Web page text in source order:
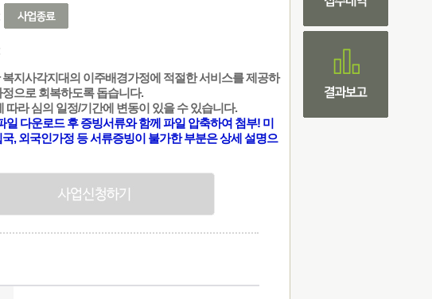
복지사각지대의 이주배경가정에 적절한 서비스를 제공하
으로 회복하도록 돕습니다.
따라 심의 일정/기간에 변동이 있을 수 있습니다.
일 다운로드 후 증빙서류와 함께 파일 압축하여 첨부! 미
, 외국인가정 등 서류증빙이 불가한 부분은 상세 설명으